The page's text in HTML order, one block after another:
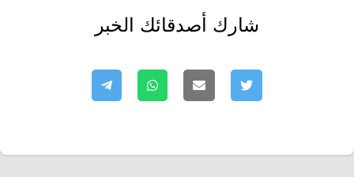
شارك أصدقائك الخبر